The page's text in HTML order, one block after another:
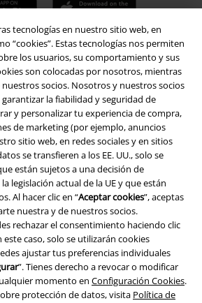
tecnologías en nuestro sitio web, en
“cookies”. Estas tecnologías nos permiten
los usuarios, su comportamiento y sus
son colocadas por nosotros, mientras
socios. Nosotros y nuestros socios
la fiabilidad y seguridad de
y personalizar tu experiencia de compra,
de marketing (por ejemplo, anuncios
sitio web, en redes sociales y en sitios
se transfieren a los EE. UU., solo se
están sujetos a una decisión de
legislación actual de la UE y que están
Al hacer clic en “Aceptar cookies”, aceptas
nuestra y de nuestros socios.
rechazar el consentimiento haciendo clic
caso, solo se utilizarán cookies
ajustar tus preferencias individuales
”. Tienes derecho a revocar o modificar
momento en Configuración Cookies.
protección de datos, visita Política de
Music Group Company
Seguridad